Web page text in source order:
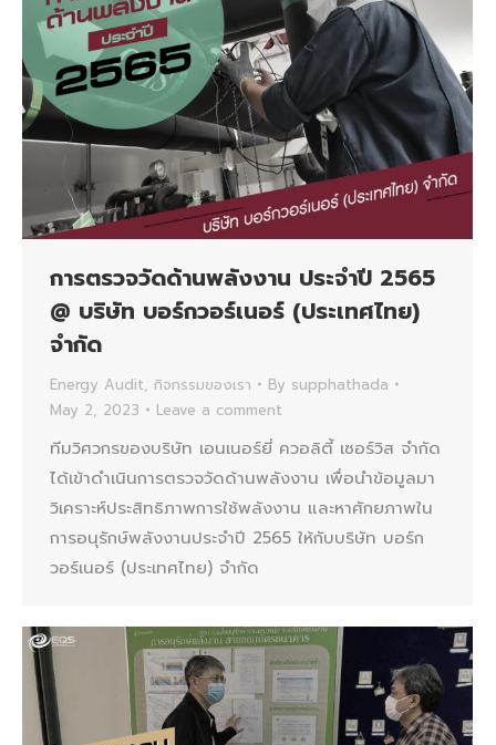
การตรวจวัดด้านพลังงาน ประจำปี 2565
@ บริษัท บอร์กวอร์เนอร์ (ประเทศไทย)
จำกัด
Energy Audit, กิจกรรมของเรา By supphathada
May 2, 2023
Leave a comment
ทีมวิศวกรของบริษัท เอนเนอร์ยี่ ควอลิตี้ เซอร์วิส จำกัด
ได้เข้าดำเนินการตรวจวัดด้านพลังงาน เพื่อนำข้อมูลมา
วิเคราะห์ประสิทธิภาพการใช้พลังงาน และหาศักยภาพใน
การอนุรักษ์พลังงานประจำปี 2565 ให้กับบริษัท บอร์ก
วอร์เนอร์ (ประเทศไทย) จำกัด